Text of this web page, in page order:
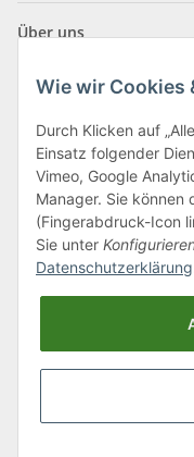
Über uns
Klagenfurter Straße 29
9556 Liebenfels
Montag bis
Freitag: 8:00 bis 12:00
Tel.:0043 (0) 4262 50900
Wie wir Cookies
Durch Klicken auf
Einsatz folgender
Vimeo, Google
Manager. Sie können
(Fingerabdruck-Icon
Sie unter
Datenschutzerklärung